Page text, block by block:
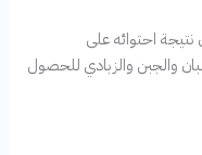
نتيجة احتوائه على
والجبن والزبادي للحصول